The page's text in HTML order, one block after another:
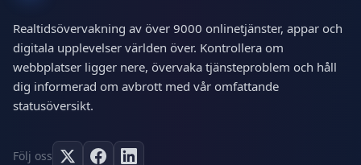
Realtidsövervakning av över 9000 onlinetjänster, appar och
digitala upplevelser världen över. Kontrollera om
webbplatser ligger nere, övervaka tjänsteproblem och håll
dig informerad om avbrott med vår omfattande
statusöversikt.
Följ oss